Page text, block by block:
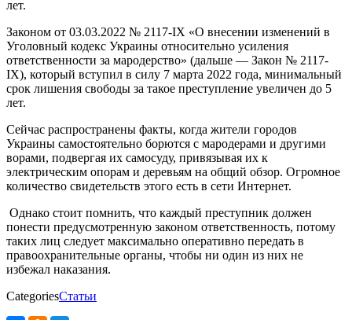
лет.
Законом от 03.03.2022 № 2117-IX «О внесении изменений в
Уголовный кодекс Украины относительно усиления
ответственности за мародерство» (дальше — Закон № 2117-
IX), который вступил в силу 7 марта 2022 года, минимальный
срок лишения свободы за такое преступление увеличен до 5
лет.
Сейчас распространены факты, когда жители городов
Украины самостоятельно борются с мародерами и другими
ворами, подвергая их самосуду, привязывая их к
электрическим опорам и деревьям на общий обзор. Огромное
количество свидетельств этого есть в сети Интернет.
Однако стоит помнить, что каждый преступник должен
понести предусмотренную законом ответственность, потому
таких лиц следует максимально оперативно передать в
правоохранительные органы, чтобы ни один из них не
избежал наказания.
CategoriesСтатьи